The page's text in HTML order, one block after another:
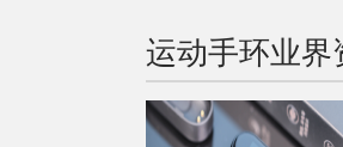
运动手环业界